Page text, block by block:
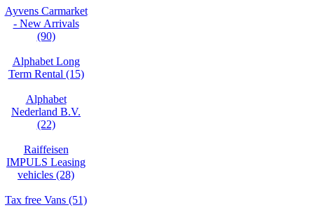
Ayvens Carmarket
- New Arrivals
(90)
Alphabet Long
Term Rental (15)
Alphabet
Nederland B.V.
(22)
Raiffeisen
IMPULS Leasing
vehicles (28)
Tax free Vans (51)